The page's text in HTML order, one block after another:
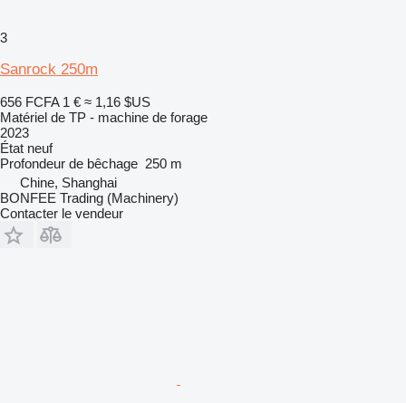
3
Sanrock 250m
656 FCFA 1 € ≈ 1,16 $US
Matériel de TP - machine de forage
2023
État neuf
Profondeur de bêchage 250 m
Chine, Shanghai
BONFEE Trading (Machinery)
Contacter le vendeur